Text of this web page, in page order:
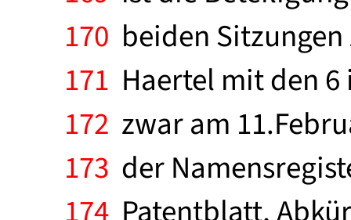
170 beiden
171 Haertel mit den
172 zwar am
173 der